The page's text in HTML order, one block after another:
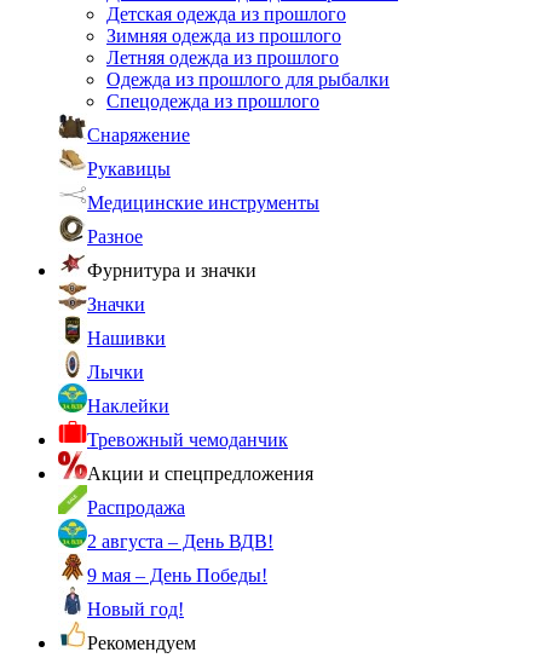
Детская одежда из прошлого
Зимняя одежда из прошлого
Летняя одежда из прошлого
Одежда из прошлого для рыбалки
Спецодежда из прошлого
Снаряжение
Рукавицы
Медицинские инструменты
Разное
Фурнитура и значки
Значки
Нашивки
Лычки
Наклейки
Тревожный чемоданчик
Акции и спецпредложения
Распродажа
2 августа – День ВДВ!
9 мая – День Победы!
Новый год!
Рекомендуем